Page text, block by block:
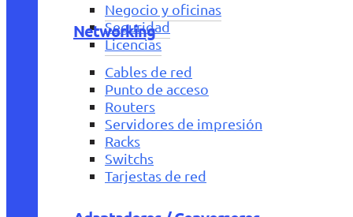
Negocio y oficinas
Seguridad
Licencias
Networking
Cables de red
Punto de acceso
Routers
Servidores de impresión
Racks
Switchs
Tarjestas de red